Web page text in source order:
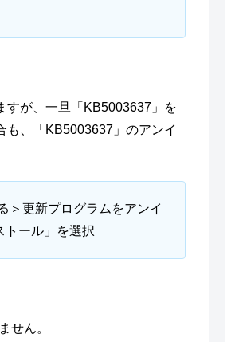
すが、一旦「KB5003637」を
も、「KB5003637」のアンイ
＞更新プログラムをアンイ
トール」を選択
せん。